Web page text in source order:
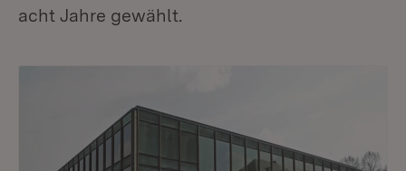
acht Jahre gewählt.